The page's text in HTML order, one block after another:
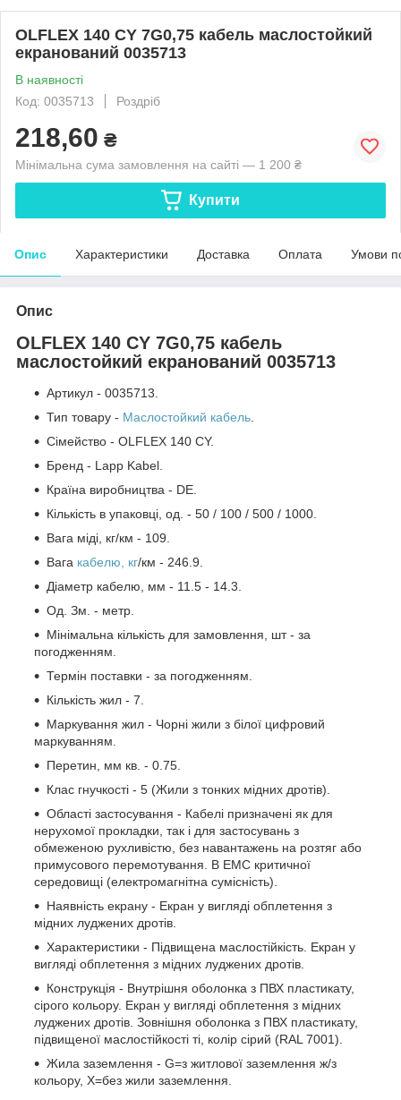
OLFLEX 140 CY 7G0,75 кабель маслостойкий
екранований 0035713
В наявності
Код: 0035713
Роздріб
218,60 ₴
Мінімальна сума замовлення на сайті — 1 200 ₴
Купити
Опис Характеристики Доставка Оплата Умови
Опис
OLFLEX 140 CY 7G0,75 кабель
маслостойкий екранований 0035713
Артикул - 0035713.
Тип товару - Маслостойкий кабель.
Сімейство - OLFLEX 140 CY.
Бренд - Lapp Kabel.
Країна виробництва - DE.
Кількість в упаковці, од. - 50 / 100 / 500 / 1000.
Вага міді, кг/км - 109.
Вага кабелю, кг/км - 246.9.
Діаметр кабелю, мм - 11.5 - 14.3.
Од. Зм. - метр.
Мінімальна кількість для замовлення, шт - за
погодженням.
Термін поставки - за погодженням.
Кількість жил - 7.
Маркування жил - Чорні жили з білої цифровий
маркуванням.
Перетин, мм кв. - 0.75.
Клас гнучкості - 5 (Жили з тонких мідних дротів).
Області застосування - Кабелі призначені як для
нерухомої прокладки, так і для застосувань з
обмеженою рухливістю, без навантажень на розтяг або
примусового перемотування. В ЕМС критичної
середовищі (електромагнітна сумісність).
Наявність екрану - Екран у вигляді обплетення з
мідних луджених дротів.
Характеристики - Підвищена маслостійкість. Екран у
вигляді обплетення з мідних луджених дротів.
Конструкція - Внутрішня оболонка з ПВХ пластикату,
сірого кольору. Екран у вигляді обплетення з мідних
луджених дротів. Зовнішня оболонка з ПВХ пластикату,
підвищеної маслостійкості ті, колір сірий (RAL 7001).
Жила заземлення - G=з житлової заземлення ж/з
кольору, Х=без жили заземлення.